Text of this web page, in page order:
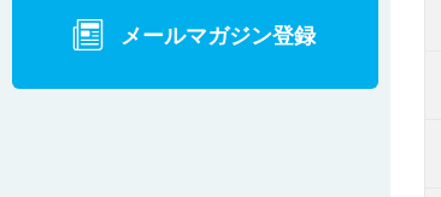
メールマガジン登録